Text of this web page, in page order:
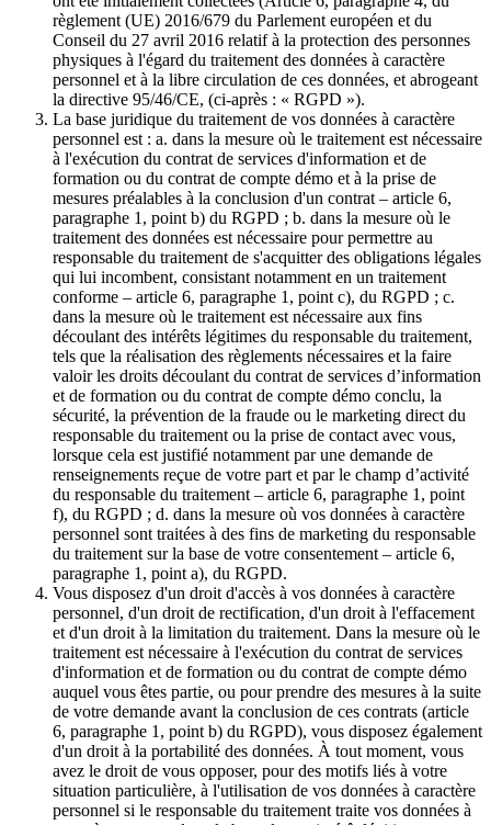
règlement (UE) 2016/679 du Parlement européen et du
Conseil du 27 avril 2016 relatif à la protection des personnes
physiques à l'égard du traitement des données à caractère
personnel et à la libre circulation de ces données, et abrogeant
la directive 95/46/CE, (ci-après : « RGPD »).
La base juridique du traitement de vos données à caractère
personnel est : a. dans la mesure où le traitement est nécessaire
à l'exécution du contrat de services d'information et de
formation ou du contrat de compte démo et à la prise de
mesures préalables à la conclusion d'un contrat – article 6,
paragraphe 1, point b) du RGPD ; b. dans la mesure où le
traitement des données est nécessaire pour permettre au
responsable du traitement de s'acquitter des obligations légales
qui lui incombent, consistant notamment en un traitement
conforme – article 6, paragraphe 1, point c), du RGPD ; c.
dans la mesure où le traitement est nécessaire aux fins
découlant des intérêts légitimes du responsable du traitement,
tels que la réalisation des règlements nécessaires et la faire
valoir les droits découlant du contrat de services d’information
et de formation ou du contrat de compte démo conclu, la
sécurité, la prévention de la fraude ou le marketing direct du
responsable du traitement ou la prise de contact avec vous,
lorsque cela est justifié notamment par une demande de
renseignements reçue de votre part et par le champ d’activité
du responsable du traitement – article 6, paragraphe 1, point
f), du RGPD ; d. dans la mesure où vos données à caractère
personnel sont traitées à des fins de marketing du responsable
du traitement sur la base de votre consentement – article 6,
paragraphe 1, point a), du RGPD.
Vous disposez d'un droit d'accès à vos données à caractère
personnel, d'un droit de rectification, d'un droit à l'effacement
et d'un droit à la limitation du traitement. Dans la mesure où le
traitement est nécessaire à l'exécution du contrat de services
d'information et de formation ou du contrat de compte démo
auquel vous êtes partie, ou pour prendre des mesures à la suite
de votre demande avant la conclusion de ces contrats (article
6, paragraphe 1, point b) du RGPD), vous disposez également
d'un droit à la portabilité des données. À tout moment, vous
avez le droit de vous opposer, pour des motifs liés à votre
situation particulière, à l'utilisation de vos données à caractère
personnel si le responsable du traitement traite vos données à